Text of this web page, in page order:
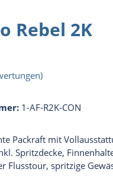
Rebel 2K
1-AF-R2K-CON
Packraft mit
Spritzdecke,
Flusstour, spritzige